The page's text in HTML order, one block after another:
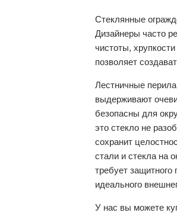
Стеклянные
Дизайнеры часто
чистоты,
позволяет
Лестничные
выдерживают
безопасны для
это стекло не
сохранит
стали и стекла на
требует
идеального
У нас вы можете